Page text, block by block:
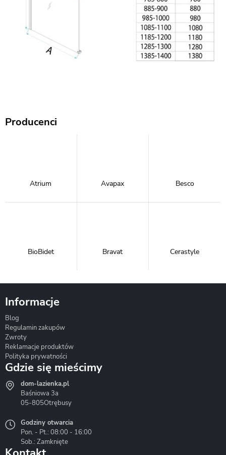
Producenci
Atrium Avapax Besco
BioBidet Bravat Cerastyle
Hydrostop
Informacje
Blog
Regulamin zakupów
Zwroty
Reklamacje produktów
Polityka prywatności
Gdzie się mieścimy
dom-lazienka.pl
Baśniowa 3a
05-805Otrębusy
Godziny otwarcia
Pon. - Pt.: 08:00 - 16:00
Sob.: Zamknięte